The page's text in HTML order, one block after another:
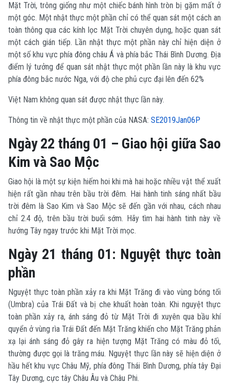
Mặt Trời, trông giống như một chiếc bánh hình tròn bị gặm mất ở
một góc. Một nhật thực một phần chỉ có thể quan sát một cách an
toàn thông qua các kính lọc Mặt Trời chuyên dụng, hoặc quan sát
một cách gián tiếp. Lần nhật thực một phần này chỉ hiện diện ở
một số khu vực phía đông châu Á và phía bắc Thái Bình Dương. Địa
điểm lý tưởng để quan sát nhật thực một phần lần này là khu vực
phía đông bắc nước Nga, với độ che phủ cực đại lên đến 62%
Việt Nam không quan sát được nhật thực lần này.
Thông tin về nhật thực một phần của NASA: SE2019Jan06P
Ngày 22 tháng 01 – Giao hội giữa Sao
Kim và Sao Mộc
Giao hội là một sự kiện hiếm hoi khi mà hai hoặc nhiều vật thể xuất
hiện rất gần nhau trên bầu trời đêm. Hai hành tinh sáng nhất bầu
trời đêm là Sao Kim và Sao Mộc sẽ đến gần với nhau, cách nhau
chỉ 2.4 độ, trên bầu trời buổi sớm. Hãy tìm hai hành tinh này về
hướng Tây ngay trước khi Mặt Trời mọc.
Ngày 21 tháng 01: Nguyệt thực toàn
phần
Nguyệt thực toàn phần xảy ra khi Mặt Trăng đi vào vùng bóng tối
(Umbra) của Trái Đất và bị che khuất hoàn toàn. Khi nguyệt thực
toàn phần xảy ra, ánh sáng đỏ từ Mặt Trời đi xuyên qua bầu khí
quyển ở vùng rìa Trái Đất đến Mặt Trăng khiến cho Mặt Trăng phản
xạ lại ánh sáng đỏ gây ra hiện tượng Mặt Trăng có màu đỏ tối,
thường được gọi là trăng máu. Nguyệt thực lần này sẽ hiện diện ở
hầu hết khu vực Châu Mỹ, phía đông Thái Bình Dương, phía tây Đại
Tây Dương, cực tây Châu Âu và Châu Phi.